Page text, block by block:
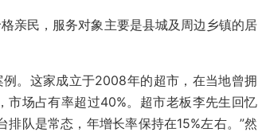
亲民，服务对象主要是县城及周边乡镇的居
。这家成立于2008年的超市，在当地曾拥
场占有率超过40%。超市老板李先生回忆
队是常态，年增长率保持在15%左右。”然